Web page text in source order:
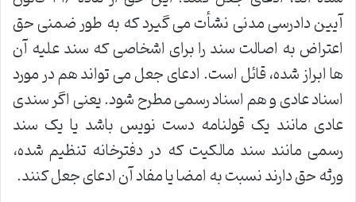
آیین دادرسی مدنی نشأت می گیرد که به طور ضمنی حق
اعتراض به اصالت سند را برای اشخاصی که سند علیه آن
ها ابراز شده، قائل است. ادعای جعل می تواند هم در مورد
اسناد عادی و هم اسناد رسمی مطرح شود. یعنی اگر سندی
عادی مانند یک قولنامه دست نویس باشد یا یک سند
رسمی مانند سند مالکیت که در دفترخانه تنظیم شده،
ورثه حق دارند نسبت به امضا یا مفاد آن ادعای جعل کنند.